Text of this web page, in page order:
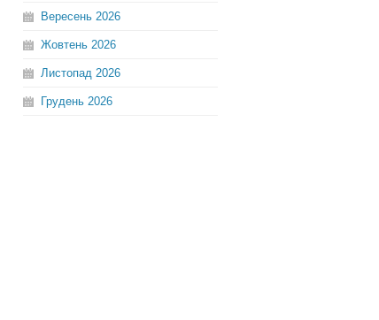
Вересень 2026
Жовтень 2026
Листопад 2026
Грудень 2026